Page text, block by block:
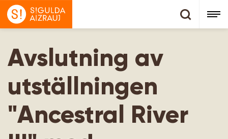
Avslutning av
utställningen
"Ancestral River